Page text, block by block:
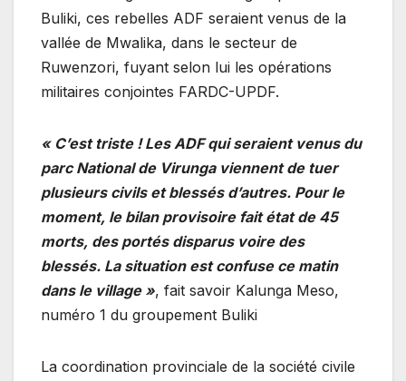
Buliki, ces rebelles ADF seraient venus de la
vallée de Mwalika, dans le secteur de
Ruwenzori, fuyant selon lui les opérations
militaires conjointes FARDC-UPDF.
« C’est triste ! Les ADF qui seraient venus du
parc National de Virunga viennent de tuer
plusieurs civils et blessés d’autres. Pour le
moment, le bilan provisoire fait état de 45
morts, des portés disparus voire des
blessés. La situation est confuse ce matin
dans le village », fait savoir Kalunga Meso,
numéro 1 du groupement Buliki
La coordination provinciale de la société civile